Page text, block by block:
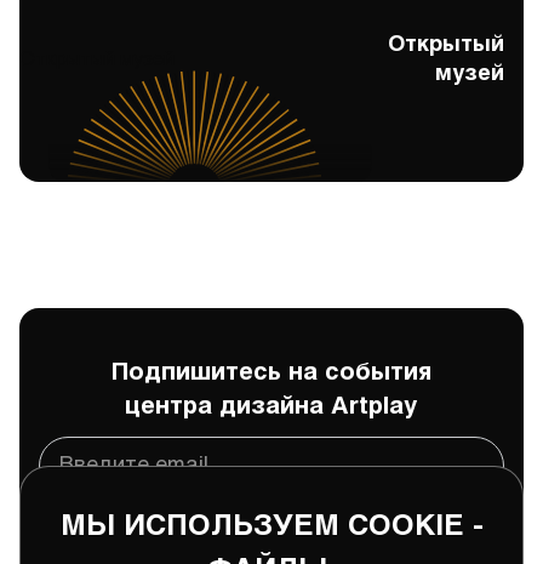
Открытый
музей
Подпишитесь на события
центра дизайна Artplay
МЫ ИСПОЛЬЗУЕМ COOKIE -